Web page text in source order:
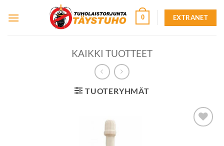
0 EXTRANET
KAIKKI TUOTTEET
TUOTERYHMÄT